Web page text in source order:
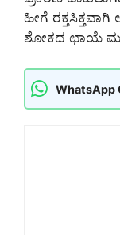
ಹೀಗೆ ರಕ್ತಸಿಕ್ತವಾಗಿ
ಶೋಕದ ಛಾಯೆ
WhatsApp